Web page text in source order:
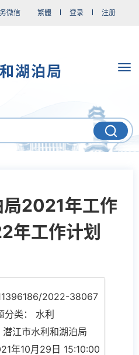
微信 繁體 登录 注册
湖泊局
局2021年工作
年工作计划
2022-38067
分类： 水利
江市水利和湖泊局
年10月29日 15:10:00